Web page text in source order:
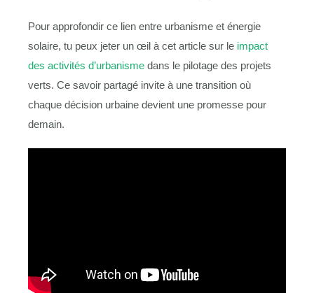
Pour approfondir ce lien entre urbanisme et énergie
solaire, tu peux jeter un œil à cet article sur le impact
des activités d’urbanisme dans le pilotage des projets
verts. Ce savoir partagé invite à une transition où
chaque décision urbaine devient une promesse pour
demain.